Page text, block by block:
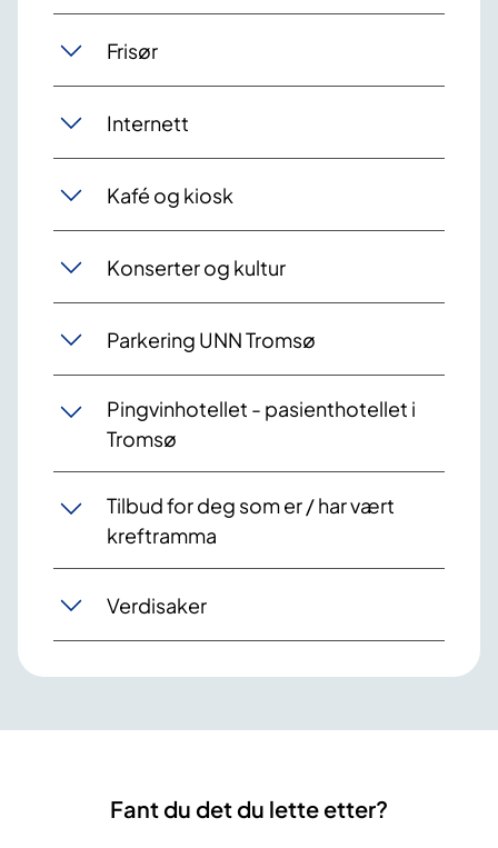
Frisør
Internett
Kafé og kiosk
Konserter og kultur
Parkering UNN Tromsø
Pingvinhotellet - pasienthotellet i
Tromsø
Tilbud for deg som er / har vært
kreftramma
Verdisaker
Fant du det du lette etter?